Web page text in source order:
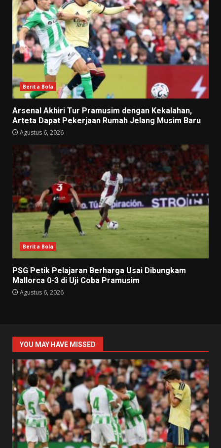
Berita Bola
Arsenal Akhiri Tur Pramusim dengan Kekalahan,
Arteta Dapat Pekerjaan Rumah Jelang Musim Baru
Agustus 6, 2026
Berita Bola
PSG Petik Pelajaran Berharga Usai Dibungkam
Mallorca 0-3 di Uji Coba Pramusim
Agustus 6, 2026
YOU MAY HAVE MISSED